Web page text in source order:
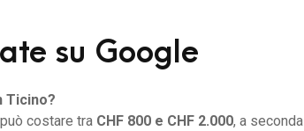
su Google
Ticino?
costare tra CHF 800 e CHF 2.000, a seconda